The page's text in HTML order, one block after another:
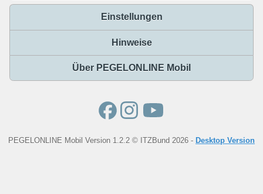
Einstellungen
Hinweise
Über PEGELONLINE Mobil
PEGELONLINE Mobil Version 1.2.2 © ITZBund 2026 - Desktop Version